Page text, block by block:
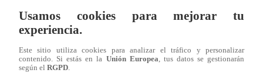
¿CUÁL ES TU PEDIDO? Martes 20 de
Enero – PROGRAMA COMPLETO
Usamos cookies para mejorar tu
experiencia.
Este sitio utiliza cookies para analizar el tráfico y personalizar
contenido. Si estás en la Unión Europea, tus datos se gestionarán
según el RGPD.